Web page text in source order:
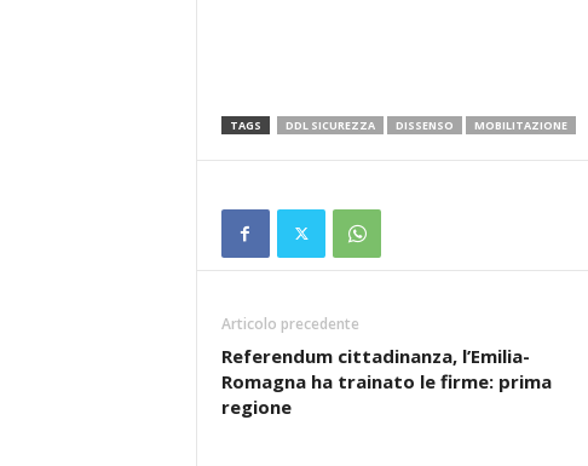
TAGS DDL SICUREZZA DISSENSO MOBILITAZIONE
Articolo precedente
Referendum cittadinanza, l’Emilia-
Romagna ha trainato le firme: prima
regione